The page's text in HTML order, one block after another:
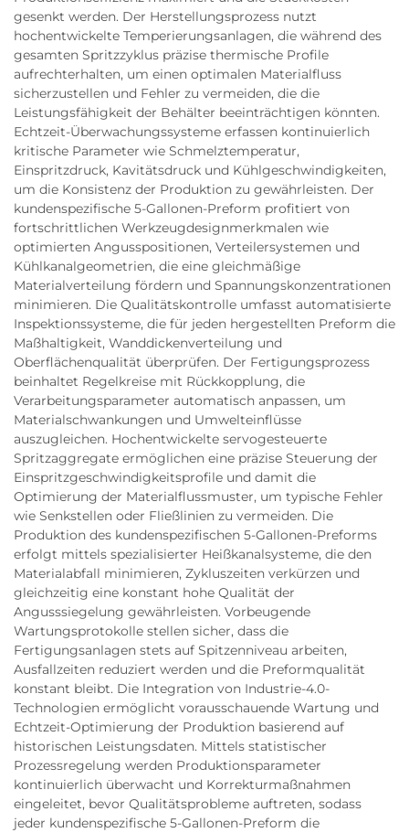
gesenkt werden. Der Herstellungsprozess nutzt
hochentwickelte Temperierungsanlagen, die während des
gesamten Spritzzyklus präzise thermische Profile
aufrechterhalten, um einen optimalen Materialfluss
sicherzustellen und Fehler zu vermeiden, die die
Leistungsfähigkeit der Behälter beeinträchtigen könnten.
Echtzeit-Überwachungssysteme erfassen kontinuierlich
kritische Parameter wie Schmelztemperatur,
Einspritzdruck, Kavitätsdruck und Kühlgeschwindigkeiten,
um die Konsistenz der Produktion zu gewährleisten. Der
kundenspezifische 5-Gallonen-Preform profitiert von
fortschrittlichen Werkzeugdesignmerkmalen wie
optimierten Angusspositionen, Verteilersystemen und
Kühlkanalgeometrien, die eine gleichmäßige
Materialverteilung fördern und Spannungskonzentrationen
minimieren. Die Qualitätskontrolle umfasst automatisierte
Inspektionssysteme, die für jeden hergestellten Preform die
Maßhaltigkeit, Wanddickenverteilung und
Oberflächenqualität überprüfen. Der Fertigungsprozess
beinhaltet Regelkreise mit Rückkopplung, die
Verarbeitungsparameter automatisch anpassen, um
Materialschwankungen und Umwelteinflüsse
auszugleichen. Hochentwickelte servogesteuerte
Spritzaggregate ermöglichen eine präzise Steuerung der
Einspritzgeschwindigkeitsprofile und damit die
Optimierung der Materialflussmuster, um typische Fehler
wie Senkstellen oder Fließlinien zu vermeiden. Die
Produktion des kundenspezifischen 5-Gallonen-Preforms
erfolgt mittels spezialisierter Heißkanalsysteme, die den
Materialabfall minimieren, Zykluszeiten verkürzen und
gleichzeitig eine konstant hohe Qualität der
Angusssiegelung gewährleisten. Vorbeugende
Wartungsprotokolle stellen sicher, dass die
Fertigungsanlagen stets auf Spitzenniveau arbeiten,
Ausfallzeiten reduziert werden und die Preformqualität
konstant bleibt. Die Integration von Industrie-4.0-
Technologien ermöglicht vorausschauende Wartung und
Echtzeit-Optimierung der Produktion basierend auf
historischen Leistungsdaten. Mittels statistischer
Prozessregelung werden Produktionsparameter
kontinuierlich überwacht und Korrekturmaßnahmen
eingeleitet, bevor Qualitätsprobleme auftreten, sodass
jeder kundenspezifische 5-Gallonen-Preform die